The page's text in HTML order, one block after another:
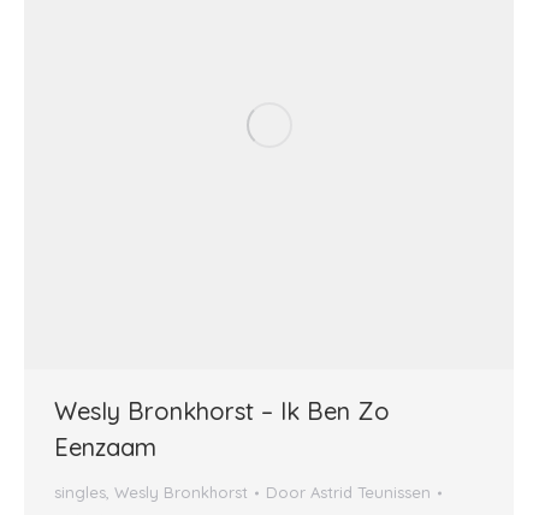
Wesly Bronkhorst – Ik Ben Zo
Eenzaam
singles Wesly Bronkhorst Door Astrid Teunissen